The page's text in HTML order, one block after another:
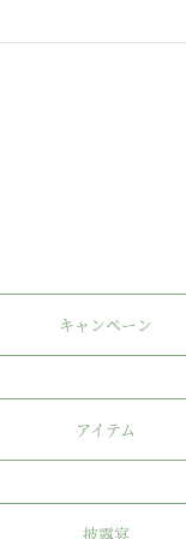
キャンペーン
アイテム
披露宴